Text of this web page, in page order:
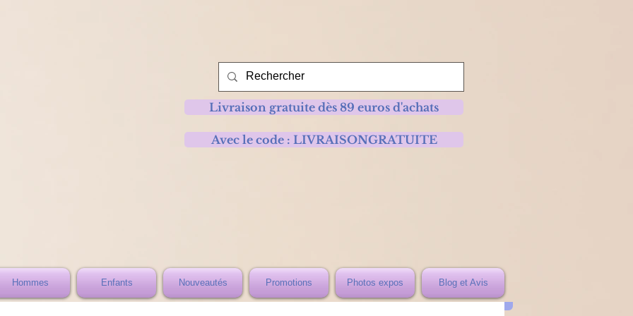
Livraison gratuite dès 89 euros d'achats
Avec le code : LIVRAISONGRATUITE
Hommes Enfants Nouveautés Promotions Photos expos Blog et Avis